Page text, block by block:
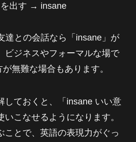
出す → insane
達との会話なら「insane」が
ビジネスやフォーマルな場で
無難な場合もあります。
しておくと、「insane いい意
こなせるようになります。
ことで、英語の表現力がぐっ